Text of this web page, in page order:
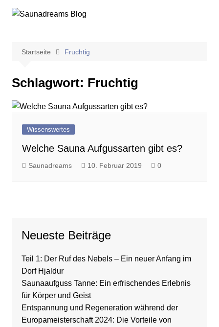
Inhalt
Startseite Fruchtig
Schlagwort: Fruchtig
Wissenswertes
Welche Sauna Aufgussarten gibt es?
Saunadreams 10. Februar 2019 0
Neueste Beiträge
Teil 1: Der Ruf des Nebels – Ein neuer Anfang im
Dorf Hjaldur
Saunaaufguss Tanne: Ein erfrischendes Erlebnis
für Körper und Geist
Entspannung und Regeneration während der
Europameisterschaft 2024: Die Vorteile von